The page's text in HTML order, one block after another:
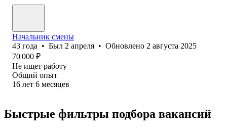
Начальник смены
43 года • Был 2 апреля • Обновлено 2 августа 2025
70 000 ₽
Не ищет работу
Общий опыт
16 лет 6 месяцев
Быстрые фильтры подбора вакансий